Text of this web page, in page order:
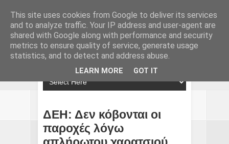
ΔΕΗ: Δεν κόβονται οι
παροχές λόγω
This site uses cookies from Google to deliver its services
and to analyze traffic. Your IP address and user-agent are
shared with Google along with performance and security
metrics to ensure quality of service, generate usage
statistics, and to detect and address abuse.
LEARN MORE GOT IT